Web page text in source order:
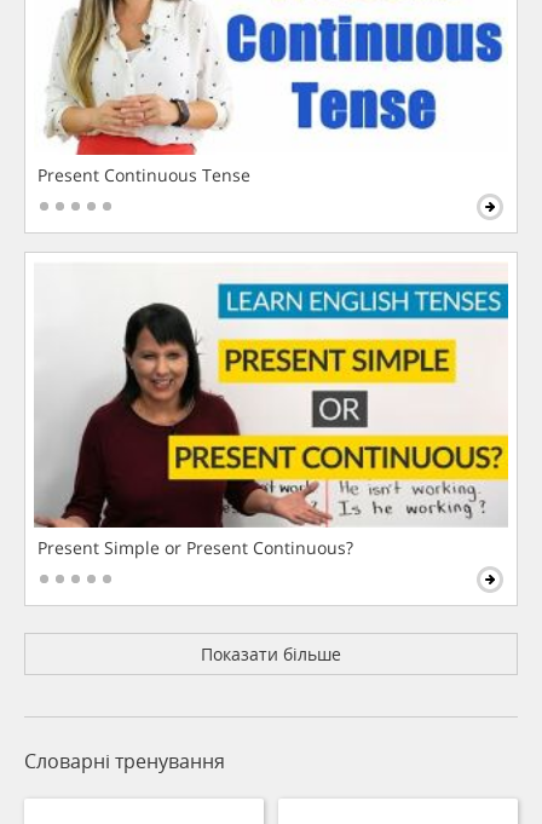
Present Continuous Tense
Present Simple or Present Continuous?
Показати більше
Словарні тренування